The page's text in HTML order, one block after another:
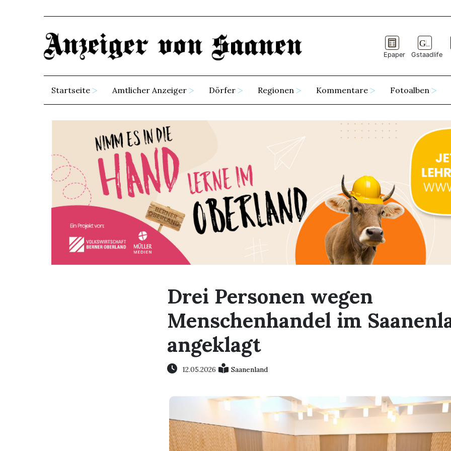
Epaper Gstaadlife
Startseite Amtlicher Anzeiger Dörfer Regionen Kommentare Fotoalben
Drei Personen wegen
Menschenhandel im
angeklagt
12.05.2026 Saanenland